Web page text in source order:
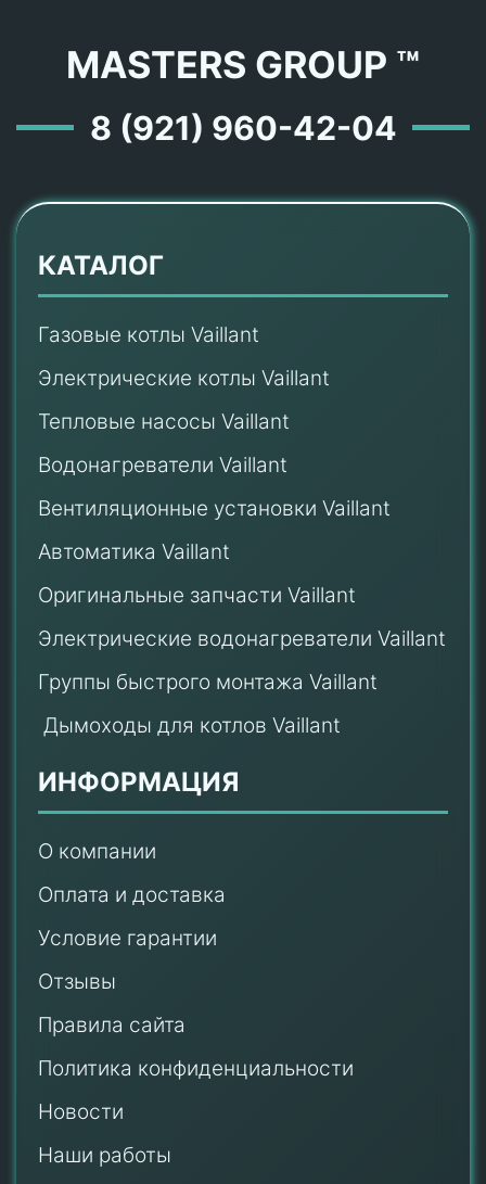
MASTERS GROUP ™
8 (921) 960-42-04
КАТАЛОГ
Газовые котлы Vaillant
Электрические котлы Vaillant
Тепловые насосы Vaillant
Водонагреватели Vaillant
Вентиляционные установки Vaillant
Автоматика Vaillant
Оригинальные запчасти Vaillant
Электрические водонагреватели Vaillant
Группы быстрого монтажа Vaillant
Дымоходы для котлов Vaillant
ИНФОРМАЦИЯ
О компании
Оплата и доставка
Условие гарантии
Отзывы
Правила сайта
Политика конфиденциальности
Новости
Наши работы